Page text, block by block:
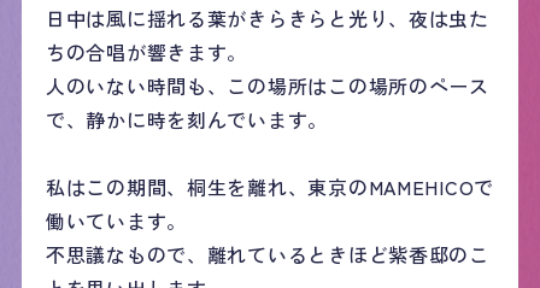
日中は風に揺れる葉がきらきらと光り、夜は虫た
ちの合唱が響きます。
人のいない時間も、この場所はこの場所のペース
で、静かに時を刻んでいます。
私はこの期間、桐生を離れ、東京のMAMEHICOで
働いています。
不思議なもので、離れているときほど紫香邸のこ